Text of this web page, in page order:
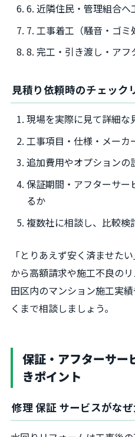
6. 近隣住民・管理組合へ
7. 工事着工（騒音・ゴミ
8. 完工・引き渡し・アフ
見積り依頼時のチェック
現場を実際に見て詳細
工事項目・仕様・メー
追加費用やオプションの
保証期間・アフターサー
るか
複数社に相談し、比較検
「とりあえず安く済ませた
から高額請求や施工不良の
田区内のマンション施工実
くまで相談しましょう。
保証・アフターサー
きポイント
修理 保証 サービスがな